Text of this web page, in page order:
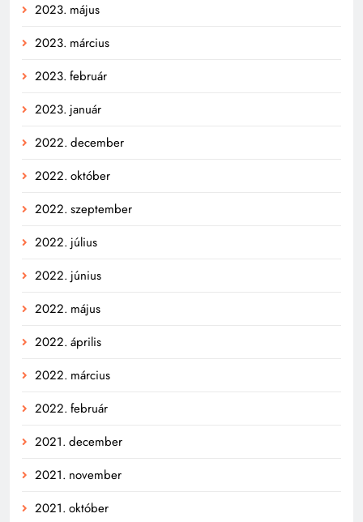
2023. május
2023. március
2023. február
2023. január
2022. december
2022. október
2022. szeptember
2022. július
2022. június
2022. május
2022. április
2022. március
2022. február
2021. december
2021. november
2021. október